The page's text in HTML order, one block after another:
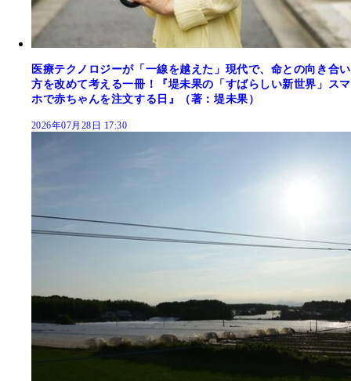
医療テクノロジーが「一線を越えた」現代で、命との向き合い
方を改めて考える一冊！『堤未果の「すばらしい新世界」スマ
ホで赤ちゃんを注文する日』（著：堤未果）
2026年07月28日 17:30